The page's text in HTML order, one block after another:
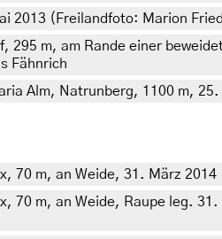
2013 (Freilandfoto: Marion
m, am Rande einer
Fähnrich
Alm, Natrunberg, 1100 m,
70 m, an Weide, 31. März
70 m, an Weide, Raupe leg.